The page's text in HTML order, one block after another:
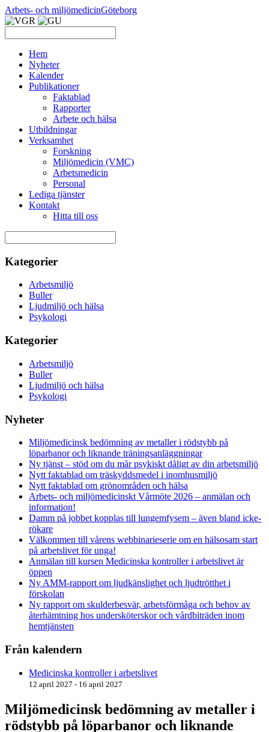
Arbets- och miljömedicinGöteborg
Hem
Nyheter
Kalender
Publikationer
Faktablad
Rapporter
Arbete och hälsa
Utbildningar
Verksamhet
Forskning
Miljömedicin (VMC)
Arbetsmedicin
Personal
Lediga tjänster
Kontakt
Hitta till oss
Kategorier
Arbetsmiljö
Buller
Ljudmiljö och hälsa
Psykologi
Kategorier
Arbetsmiljö
Buller
Ljudmiljö och hälsa
Psykologi
Nyheter
Miljömedicinsk bedömning av metaller i rödstybb på
löparbanor och liknande träningsanläggningar
Ny tjänst – stöd om du mår psykiskt dåligt av din arbetsmiljö
Nytt faktablad om träskyddsmedel i inomhusmiljö
Nytt faktablad om grönområden och hälsa
Arbets- och miljömedicinskt Vårmöte 2026 – anmälan och
information!
Damm på jobbet kopplas till lungemfysem – även bland icke-
rökare
Välkommen till vårens webbinarieserie om en hälsosam start
på arbetslivet för unga!
Anmälan till kursen Medicinska kontroller i arbetslivet är
öppen
Ny AMM-rapport om ljudkänslighet och ljudtrötthet i
förskolan
Ny rapport om skulderbesvär, arbetsförmåga och behov av
återhämtning hos undersköterskor och vårdbiträden inom
hemtjänsten
Från kalendern
Medicinska kontroller i arbetslivet
12 april 2027 - 16 april 2027
Miljömedicinsk bedömning av metaller i
rödstybb på löparbanor och liknande